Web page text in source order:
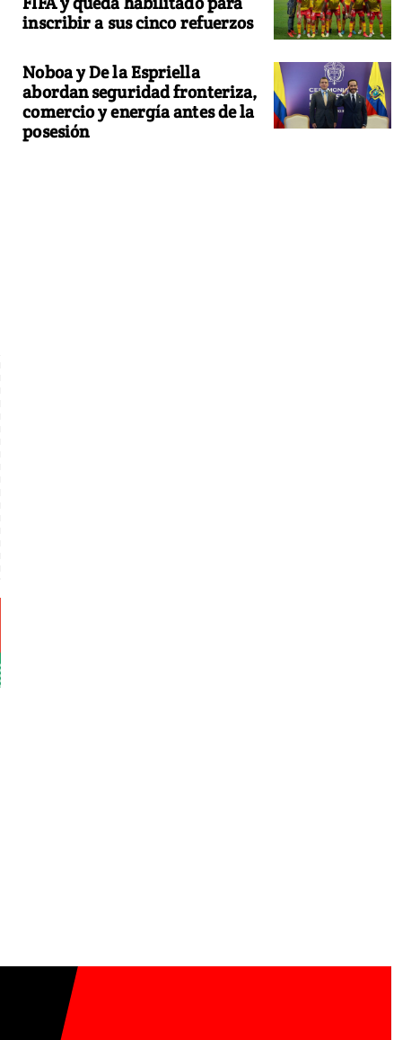
inscribir a sus cinco refuerzos
Noboa y De la Espriella
abordan seguridad fronteriza,
comercio y energía antes de la
posesión